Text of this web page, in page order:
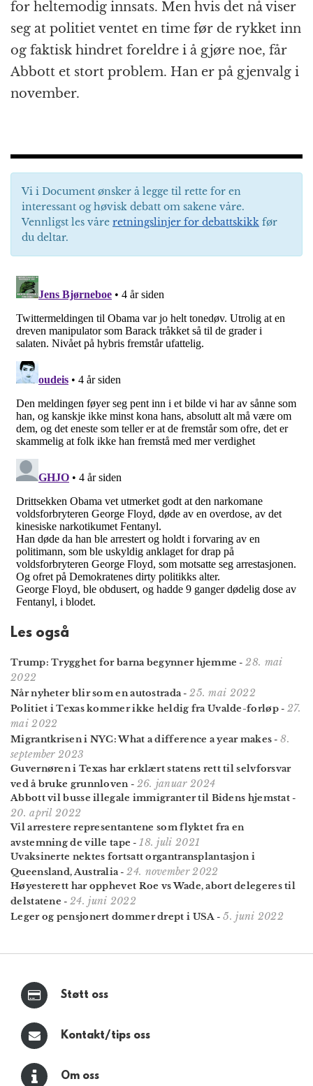
for heltemodig innsats. Men hvis det nå viser
seg at politiet ventet en time før de rykket inn
og faktisk hindret foreldre i å gjøre noe, får
Abbott et stort problem. Han er på gjenvalg i
november.
Vi i Document ønsker å legge til rette for en
interessant og høvisk debatt om sakene våre.
Vennligst les våre retningslinjer for debattskikk før
du deltar.
Les også
Trump: Trygghet for barna begynner hjemme - 28. mai
2022
Når nyheter blir som en autostrada - 25. mai 2022
Politiet i Texas kommer ikke heldig fra Uvalde-forløp- 27.
mai 2022
Migrantkrisen i NYC: What a difference a year makes -8.
september 2023
Guvernøren i Texas har erklært statens rett til selvforsvar
ved å bruke grunnloven - 26. januar 2024
Abbott vil busse illegale immigranter til Bidens hjemstat -
20. april 2022
Vil arrestere represen­tantene som flyktet fra en
avstemning de ville tape - 18. juli 2021
Uvaksinerte nektes fortsatt organ­transplantasjon i
Queensland, Australia - 24. november 2022
Høyesterett har opphevet Roe vs Wade, abort delegeres til
delstatene - 24. juni 2022
Leger og pensjonert dommer drept i USA -5. juni 2022
Støtt oss
Kontakt/tips oss
Om oss